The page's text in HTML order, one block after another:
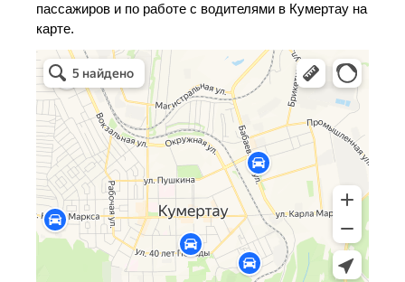
пассажиров и по работе с водителями в Кумертау на
карте.